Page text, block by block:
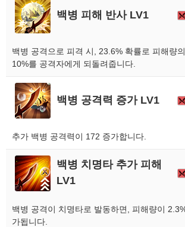
백병 피해 반사 LV1
백병 공격으로 피격 시, 23.6% 확률로 피해량의
10%를 공격자에게 되돌려줍니다.
백병 공격력 증가 LV1
추가 백병 공격력이 172 증가합니다.
백병 치명타 추가 피해
LV1
백병 공격이 치명타로 발동하면, 피해량이
가됩니다.